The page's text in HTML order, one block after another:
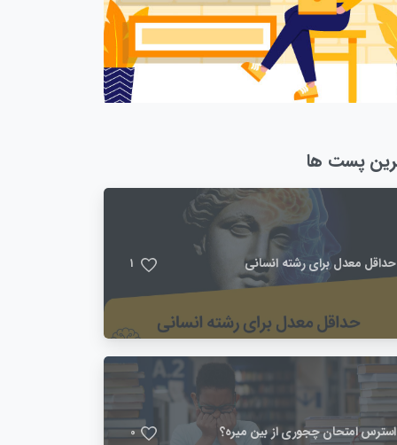
پست ها
حداقل معدل برای رشته انسانی 1
استرس امتحان چجوری از بین میره؟ 0